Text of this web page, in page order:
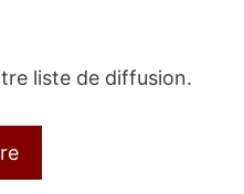
liste de diffusion.